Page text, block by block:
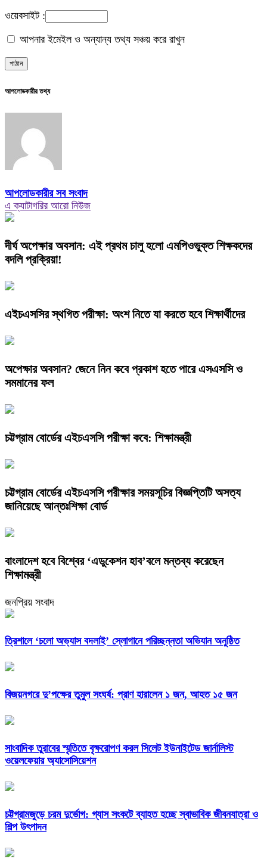
ওয়েবসাইট :
আপনার ইমেইল ও অন্যান্য তথ্য সঞ্চয় করে রাখুন
আপলোডকারীর তথ্য
আপলোডকারীর সব সংবাদ
এ ক্যাটাগরির আরো নিউজ
দীর্ঘ অপেক্ষার অবসান: এই প্রথম চালু হলো এমপিওভুক্ত শিক্ষকদের
বদলি প্রক্রিয়া!
এইচএসসির স্থগিত পরীক্ষা: অংশ নিতে যা করতে হবে শিক্ষার্থীদের
অপেক্ষার অবসান? জেনে নিন কবে প্রকাশ হতে পারে এসএসসি ও
সমমানের ফল
চট্টগ্রাম বোর্ডের এইচএসসি পরীক্ষা কবে: শিক্ষামন্ত্রী
চট্টগ্রাম বোর্ডের এইচএসসি পরীক্ষার সময়সূচির বিজ্ঞপ্তিটি অসত্য
জানিয়েছে আন্তঃশিক্ষা বোর্ড
বাংলাদেশ হবে বিশ্বের ‘এডুকেশন হাব’বলে মন্তব্য করেছেন
শিক্ষামন্ত্রী
জনপ্রিয় সংবাদ
‎ত্রিশালে ‘চলো অভ্যাস বদলাই’ স্লোগানে পরিচ্ছন্নতা অভিযান অনুষ্ঠিত
বিজয়নগরে দু’পক্ষের তুমুল সংঘর্ষ: প্রাণ হারালেন ১ জন, আহত ১৫ জন
সাংবাদিক তুরাবের স্মৃতিতে বৃক্ষরোপণ করল সিলেট ইউনাইটেড জার্নালিস্ট
ওয়েলফেয়ার অ্যাসোসিয়েশন
চট্টগ্রামজুড়ে চরম দুর্ভোগ: গ্যাস সংকটে ব্যাহত হচ্ছে স্বাভাবিক জীবনযাত্রা ও
শিল্প উৎপাদন